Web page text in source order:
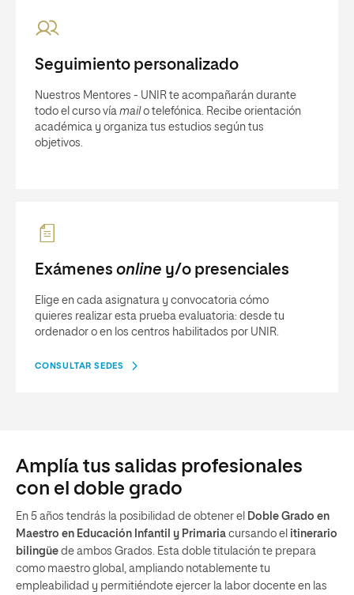
Seguimiento personalizado
Nuestros Mentores - UNIR te acompañarán durante
todo el curso vía mail o telefónica. Recibe orientación
académica y organiza tus estudios según tus
objetivos.
Exámenes online y/o presenciales
Elige en cada asignatura y convocatoria cómo
quieres realizar esta prueba evaluatoria: desde tu
ordenador o en los centros habilitados por UNIR.
CONSULTAR SEDES
Amplía tus salidas profesionales
con el doble grado
En 5 años tendrás la posibilidad de obtener el Doble Grado en
Maestro en Educación Infantil y Primaria cursando el itinerario
bilingüe de ambos Grados. Esta doble titulación te prepara
como maestro global, ampliando notablemente tu
empleabilidad y permitiéndote ejercer la labor docente en las